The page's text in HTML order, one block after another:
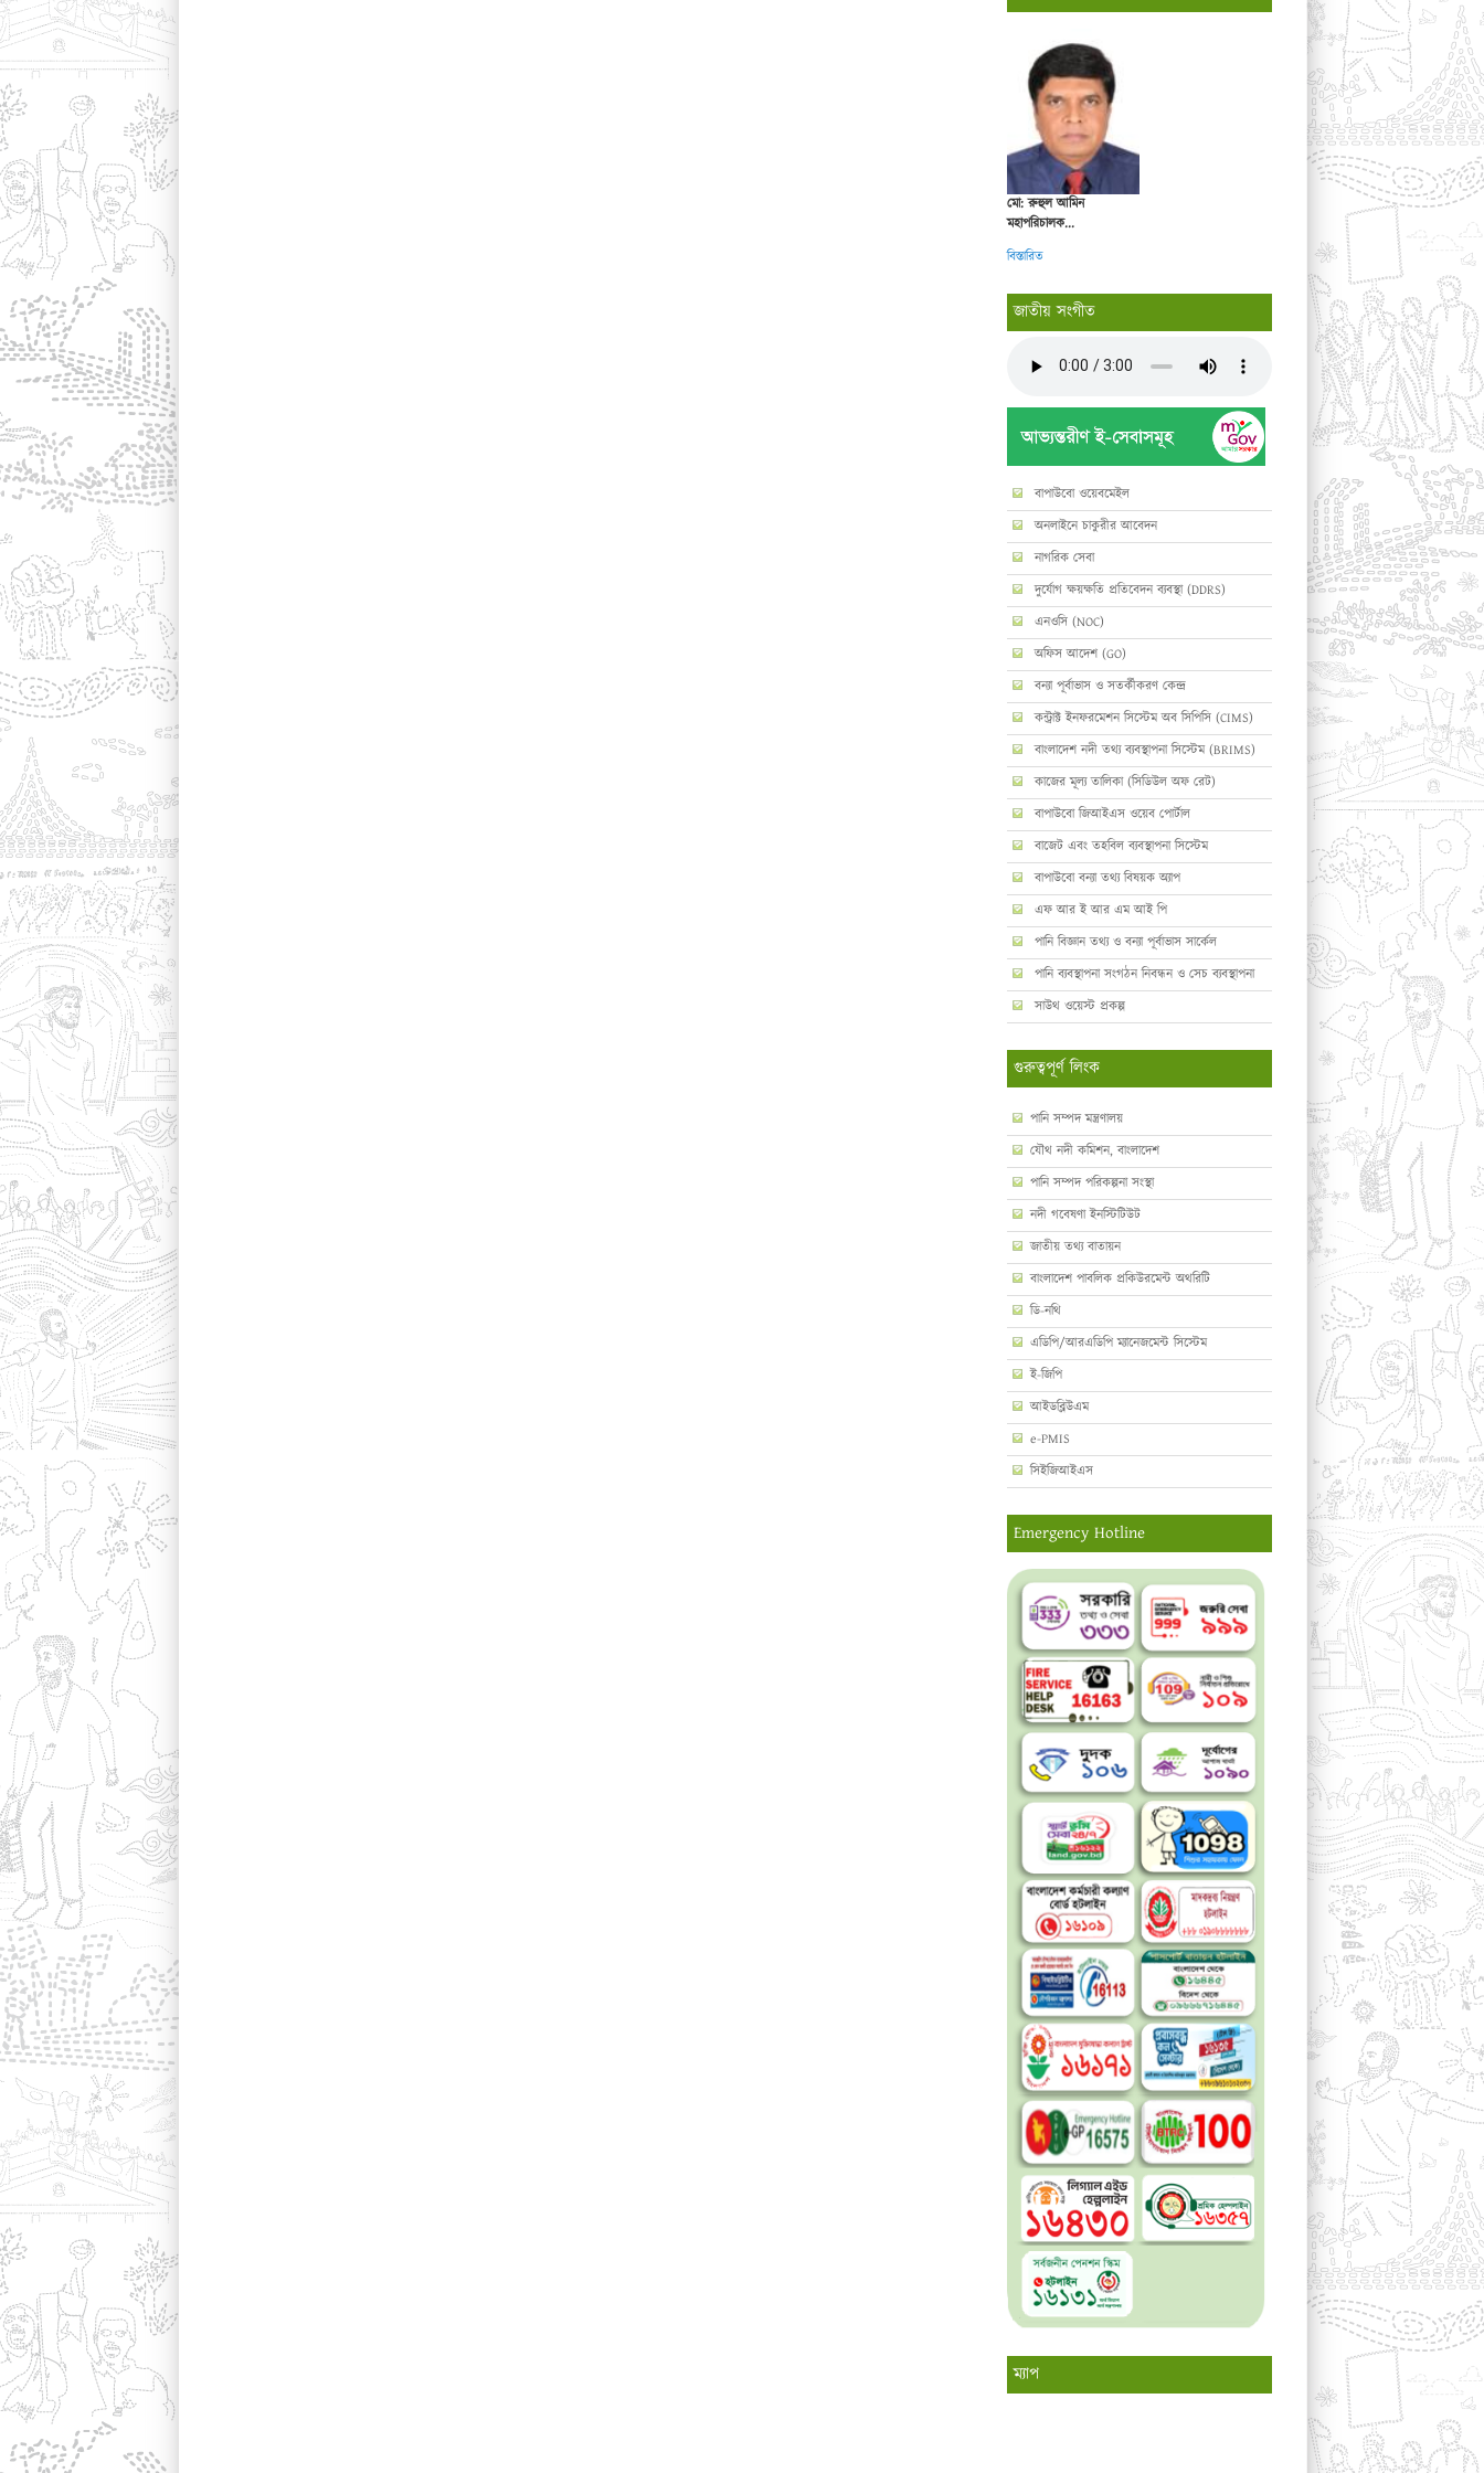
মো: রুহুল আমিন
মহাপরিচালক...
বিস্তারিত
জাতীয় সংগীত
বাপাউবো ওয়েবমেইল
অনলাইনে চাকুরীর আবেদন
নাগরিক সেবা
দুর্যোগ ক্ষয়ক্ষতি প্রতিবেদন ব্যবস্থা (DDRS)
এনওসি (NOC)
অফিস আদেশ (GO)
বন্যা পূর্বাভাস ও সতর্কীকরণ কেন্দ্র
কন্ট্রাক্ট ইনফরমেশন সিস্টেম অব সিপিসি (CIMS)
বাংলাদেশ নদী তথ্য ব্যবস্থাপনা সিস্টেম (BRIMS)
কাজের মূল্য তালিকা (সিডিউল অফ রেট)
বাপাউবো জিআইএস ওয়েব পোর্টাল
বাজেট এবং তহবিল ব্যবস্থাপনা সিস্টেম
বাপাউবো বন্যা তথ্য বিষয়ক অ্যাপ
এফ আর ই আর এম আই পি
পানি বিজ্ঞান তথ্য ও বন্যা পূর্বাভাস সার্কেল
পানি ব্যবস্থাপনা সংগঠন নিবন্ধন ও সেচ ব্যবস্থাপনা
সাউথ ওয়েস্ট প্রকল্প
গুরুত্বপূর্ণ লিংক
পানি সম্পদ মন্ত্রণালয়
যৌথ নদী কমিশন, বাংলাদেশ
পানি সম্পদ পরিকল্পনা সংস্থা
নদী গবেষণা ইনস্টিটিউট
জাতীয় তথ্য বাতায়ন
বাংলাদেশ পাবলিক প্রকিউরমেন্ট অথরিটি
ডি-নথি
এডিপি/আরএডিপি ম্যানেজমেন্ট সিস্টেম
ই-জিপি
আইডব্লিউএম
e-PMIS
সিইজিআইএস
Emergency Hotline
ম্যাপ